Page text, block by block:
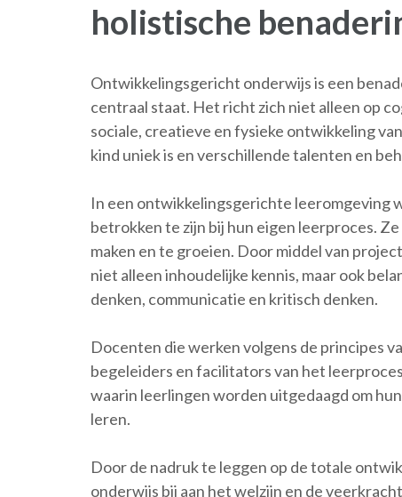
holistische
Ontwikkelingsgericht onderwijs is een
centraal staat. Het richt zich niet alleen op
sociale, creatieve en fysieke ontwikkeling
kind uniek is en verschillende talenten en
In een ontwikkelingsgerichte leeromgeving
betrokken te zijn bij hun eigen leerproces.
maken en te groeien. Door middel van
niet alleen inhoudelijke kennis, maar ook
denken, communicatie en kritisch denken.
Docenten die werken volgens de principes
begeleiders en facilitators van het
waarin leerlingen worden uitgedaagd om
leren.
Door de nadruk te leggen op de totale
onderwijs bij aan het welzijn en de